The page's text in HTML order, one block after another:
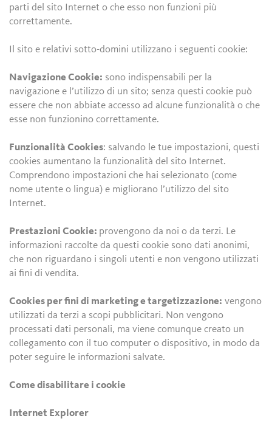
parti del sito Internet o che esso non funzioni più
correttamente.
Il sito e relativi sotto-domini utilizzano i seguenti cookie:
Navigazione Cookie: sono indispensabili per la
navigazione e l’utilizzo di un sito; senza questi cookie può
essere che non abbiate accesso ad alcune funzionalità o che
esse non funzionino correttamente.
Funzionalità Cookies: salvando le tue impostazioni, questi
cookies aumentano la funzionalità del sito Internet.
Comprendono impostazioni che hai selezionato (come
nome utente o lingua) e migliorano l’utilizzo del sito
Internet.
Prestazioni Cookie: provengono da noi o da terzi. Le
informazioni raccolte da questi cookie sono dati anonimi,
che non riguardano i singoli utenti e non vengono utilizzati
ai fini di vendita.
Cookies per fini di marketing e targetizzazione: vengono
utilizzati da terzi a scopi pubblicitari. Non vengono
processati dati personali, ma viene comunque creato un
collegamento con il tuo computer o dispositivo, in modo da
poter seguire le informazioni salvate.
Come disabilitare i cookie
Internet Explorer